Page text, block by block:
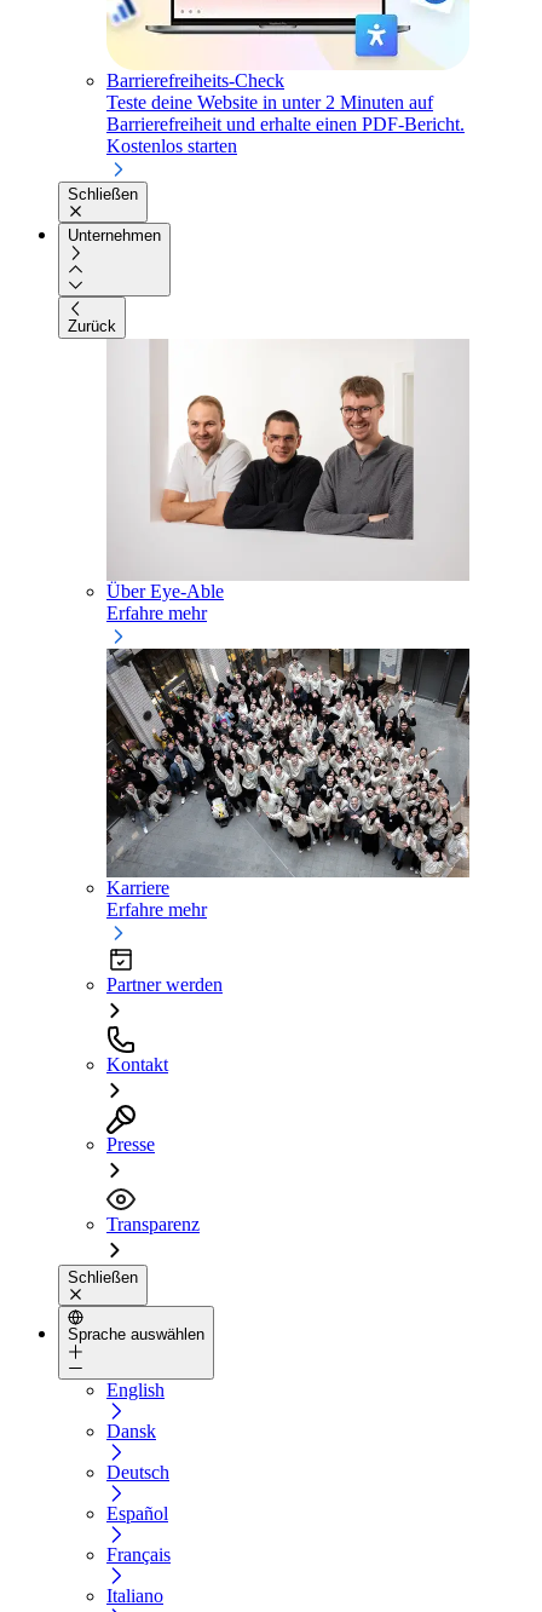
Barrierefreiheits-Check
Teste deine Website in unter 2 Minuten auf
Barrierefreiheit und erhalte einen PDF-Bericht.
Kostenlos starten
Schließen
Unternehmen
Zurück
Über Eye-Able
Erfahre mehr
Karriere
Erfahre mehr
Partner werden
Kontakt
Presse
Transparenz
Schließen
Sprache auswählen
English
Dansk
Deutsch
Español
Français
Italiano